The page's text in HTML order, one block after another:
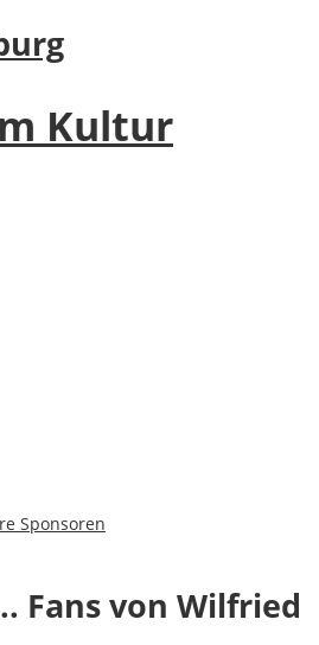
Kultur
Sponsoren
Fans von Wilfried